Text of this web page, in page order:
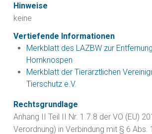
Hinweise
keine
Vertiefende Informationen
Merkblatt des LAZBW zur
Hornknospen
Merkblatt der Tierärztlichen
Tierschutz e.V.
Rechtsgrundlage
Anhang II Teil II Nr. 1.7.8 der VO (EU)
Verordnung) in Verbindung mit § 6 Abs.